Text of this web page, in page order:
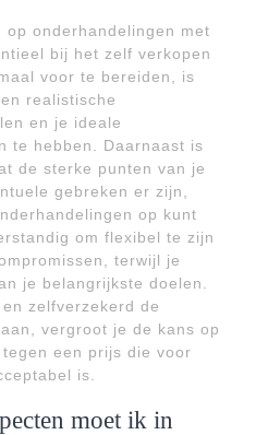
op onderhandelingen met
bij het zelf verkopen
voor te bereiden, is
realistische
en je ideale
te hebben. Daarnaast is
de sterke punten van je
gebreken er zijn,
op kunt
om flexibel te zijn
terwijl je
je belangrijkste doelen.
zelfverzekerd de
vergroot je de kans op
een prijs die voor
is.
moet ik in